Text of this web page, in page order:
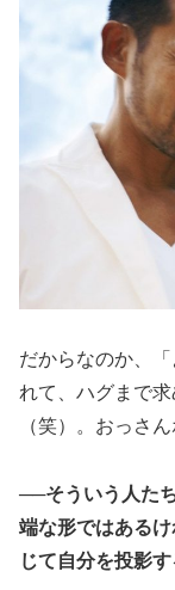
だからなのか、
れて、ハグまで
（笑）。おっさ
──そういう人た
端な形ではある
じて自分を投影す